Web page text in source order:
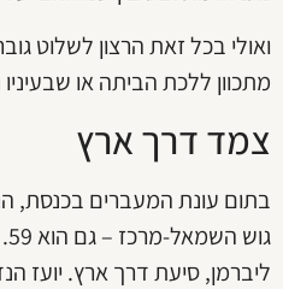
מתכוון ללכת הביתה או
צמד דרך ארץ
ליברמן, סיעת דרך ארץ. יועז